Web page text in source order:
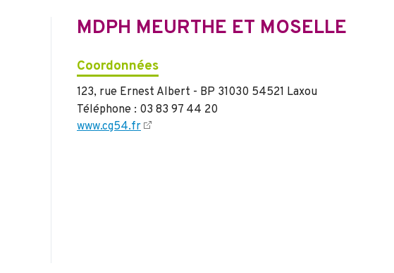
MDPH MEURTHE ET MOSELLE
Coordonnées
123, rue Ernest Albert - BP 31030 54521 Laxou
Téléphone : 03 83 97 44 20
www.cg54.fr